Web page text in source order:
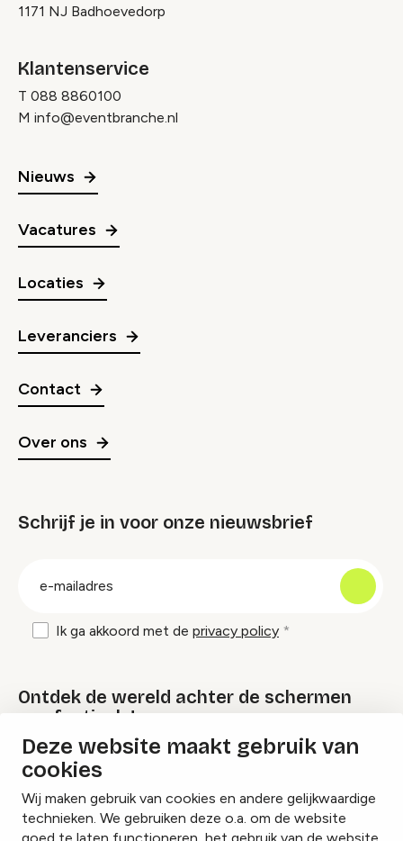
Deze website maakt gebruik van
cookies
Wij maken gebruik van cookies en andere gelijkwaardige
technieken. We gebruiken deze o.a. om de website
1171 NJ Badhoevedorp
Klantenservice
T 088 8860100
M info@eventbranche.nl
Nieuws
Vacatures
Locaties
Leveranciers
Contact
Over ons
Schrijf je in voor onze nieuwsbrief
Ik ga akkoord met de privacy policy
Ontdek de wereld achter de schermen
van festivals!
Lees onze Festival Specials